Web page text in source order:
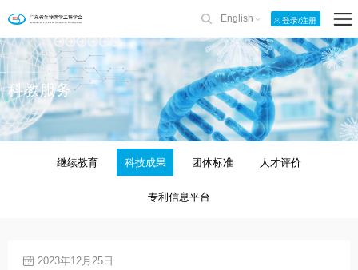
English 登录/注册
科教服务
继续教育 科技成果 团体标准 人才评价
专利信息平台
2023年12月25日